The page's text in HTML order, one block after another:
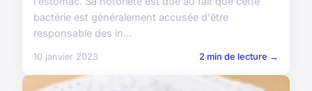
bactérie est généralement accusée d'être
responsable des in...
10 janvier 2023 2 min de lecture →